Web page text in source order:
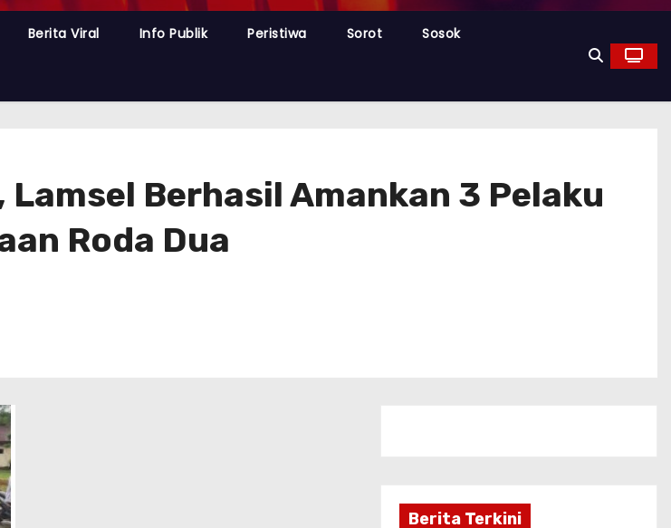
Berita Viral Info Publik Peristiwa Sorot Sosok
Berhasil Amankan 3 Pelaku
Roda Dua
Berita Terkini